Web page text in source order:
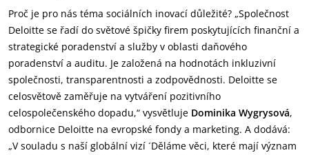
Proč je pro nás téma sociálních inovací důležité? „Společnost
Deloitte se řadí do světové špičky firem poskytujících finanční a
strategické poradenství a služby v oblasti daňového
poradenství a auditu. Je založená na hodnotách inkluzivní
společnosti, transparentnosti a zodpovědnosti. Deloitte se
celosvětově zaměřuje na vytváření pozitivního
celospolečenského dopadu,“ vysvětluje Dominika Wygrysová,
odbornice Deloitte na evropské fondy a marketing. A dodává:
„V souladu s naší globální vizí ´Děláme věci, které mají význam